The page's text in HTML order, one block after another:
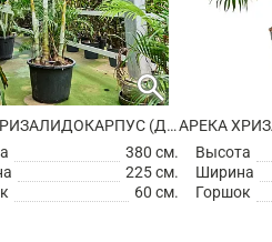
search
АРЕКА ХРИЗАЛИДОКАРПУС (ДИПСИС ЖЕЛТОВАТЫЙ)
380 см.
225 см.
60 см.
Высота
Ширина
Горшок